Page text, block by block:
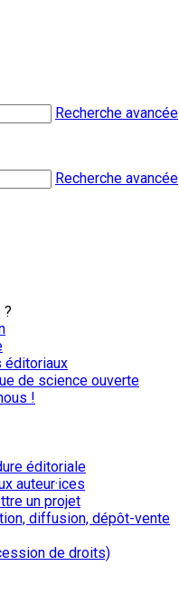
Recherche avancée
Recherche avancée
?
éditoriaux
de science ouverte
!
éditoriale
auteur·ices
un projet
diffusion, dépôt-vente
de droits)